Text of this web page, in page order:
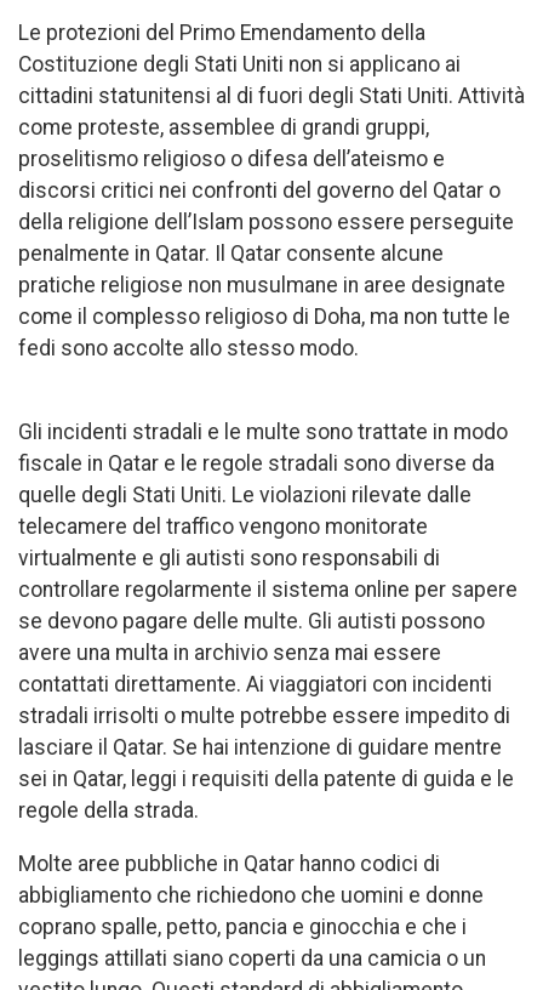
Le protezioni del Primo Emendamento della
Costituzione degli Stati Uniti non si applicano ai
cittadini statunitensi al di fuori degli Stati Uniti. Attività
come proteste, assemblee di grandi gruppi,
proselitismo religioso o difesa dell’ateismo e
discorsi critici nei confronti del governo del Qatar o
della religione dell’Islam possono essere perseguite
penalmente in Qatar. Il Qatar consente alcune
pratiche religiose non musulmane in aree designate
come il complesso religioso di Doha, ma non tutte le
fedi sono accolte allo stesso modo.
Gli incidenti stradali e le multe sono trattate in modo
fiscale in Qatar e le regole stradali sono diverse da
quelle degli Stati Uniti. Le violazioni rilevate dalle
telecamere del traffico vengono monitorate
virtualmente e gli autisti sono responsabili di
controllare regolarmente il sistema online per sapere
se devono pagare delle multe. Gli autisti possono
avere una multa in archivio senza mai essere
contattati direttamente. Ai viaggiatori con incidenti
stradali irrisolti o multe potrebbe essere impedito di
lasciare il Qatar. Se hai intenzione di guidare mentre
sei in Qatar, leggi i requisiti della patente di guida e le
regole della strada.
Molte aree pubbliche in Qatar hanno codici di
abbigliamento che richiedono che uomini e donne
coprano spalle, petto, pancia e ginocchia e che i
leggings attillati siano coperti da una camicia o un